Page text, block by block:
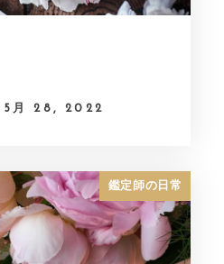
5月 28, 2022
鑑定師の日常